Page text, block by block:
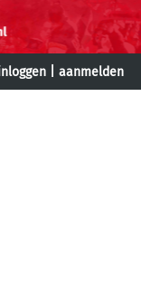
aanmelden